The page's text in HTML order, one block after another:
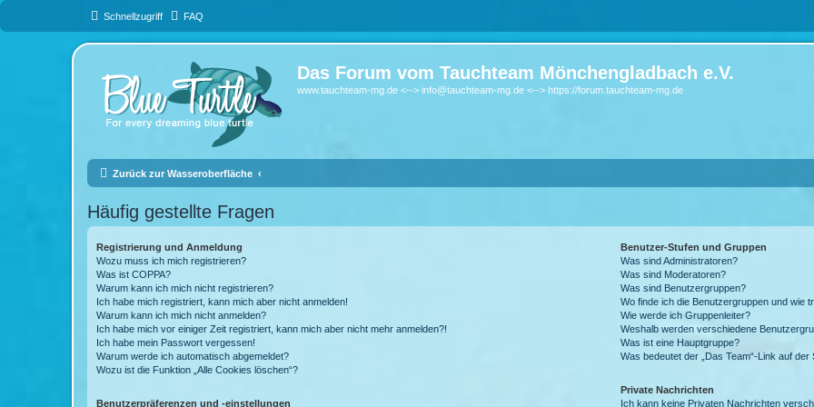
Schnellzugriff FAQ
Das Forum vom Tauchteam Mönchengladbach e.V.
www.tauchteam-mg.de <--> info@tauchteam-mg.de <--> https://forum.tauchteam-mg.de
Zurück zur Wasseroberfläche
Häufig gestellte Fragen
Registrierung und Anmeldung
Wozu muss ich mich registrieren?
Was ist COPPA?
Warum kann ich mich nicht registrieren?
Ich habe mich registriert, kann mich aber nicht anmelden!
Warum kann ich mich nicht anmelden?
Ich habe mich vor einiger Zeit registriert, kann mich aber nicht mehr anmelden?!
Ich habe mein Passwort vergessen!
Warum werde ich automatisch abgemeldet?
Wozu ist die Funktion „Alle Cookies löschen“?
Benutzerpräferenzen und -einstellungen
Benutzer-Stufen und Gruppen
Was sind Administratoren?
Was sind Moderatoren?
Was sind Benutzergruppen?
Wo finde ich die Benutzergruppen und wie
Wie werde ich Gruppenleiter?
Weshalb werden verschiedene
Was ist eine Hauptgruppe?
Was bedeutet der „Das Team“-Link auf der
Private Nachrichten
Ich kann keine Privaten Nachrichten